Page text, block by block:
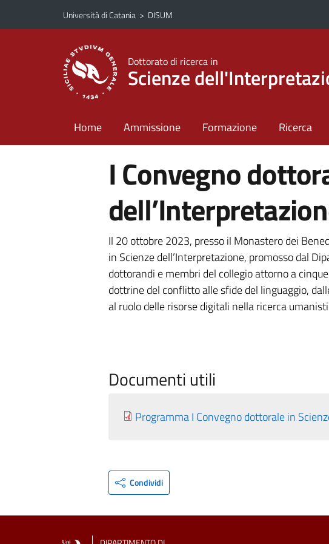
Vai al contenuto principale
Vai al menu di navigazione
Università di Catania > DISUM
Dottorato di ricerca in
Scienze
Home Ammissione Formazione Ricerca
I Convegno
Il 20 ottobre 2023, presso il Monastero dei
in Scienze dell’Interpretazione, promosso dal
dottorandi e membri del collegio attorno a
dottrine del conflitto alle sfide del linguaggio,
al ruolo delle risorse digitali nella ricerca
Documenti utili
Programma I Convegno dottorale in
Condividi